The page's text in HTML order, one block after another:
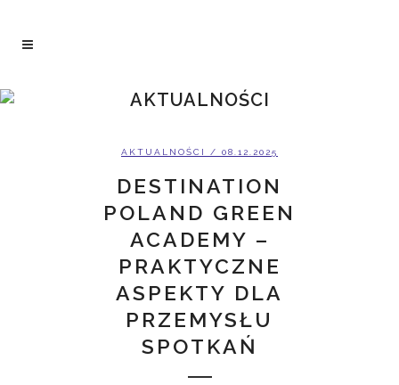
AKTUALNOŚCI
AKTUALNOŚCI / 08.12.2025
DESTINATION
POLAND GREEN
ACADEMY –
PRAKTYCZNE
ASPEKTY DLA
PRZEMYSŁU
SPOTKAŃ